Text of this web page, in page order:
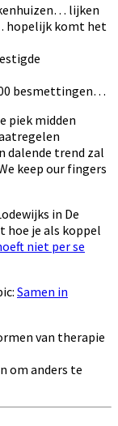
lijken
hopelijk komt het
besmettingen…
piek midden
dalende trend zal
keep our fingers
in De
hoe je als koppel
niet per se
Samen in
van therapie
om anders te